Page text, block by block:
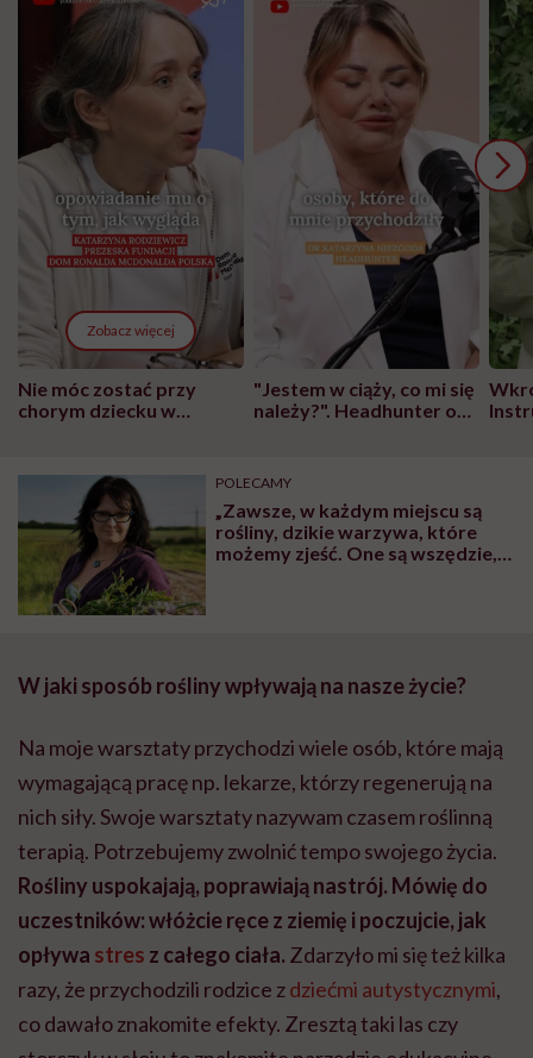
Zobacz więcej
Nie móc zostać przy
chorym dziecku w
może chyba tylko
głupota i brak
wyobraźni"
"Jestem w ciąży, co mi się
należy?". Headhunter o
pracy
POLECAMY
„Zawsze, w każdym miejscu są
rośliny, dzikie warzywa, które
możemy zjeść. One są wszędzie,
W jaki sposób rośliny wpływają na nasze życie?
Na moje warsztaty przychodzi wiele osób, które mają
wymagającą pracę np. lekarze, którzy regenerują na
nich siły. Swoje warsztaty nazywam czasem roślinną
terapią. Potrzebujemy zwolnić tempo swojego życia.
Rośliny uspokajają, poprawiają nastrój. Mówię do
uczestników: włóżcie ręce z ziemię i poczujcie, jak
opływa stres z całego ciała. Zdarzyło mi się też kilka
razy, że przychodzili rodzice zdziećmi autystycznymi,
co dawało znakomite efekty. Zresztą taki las czy